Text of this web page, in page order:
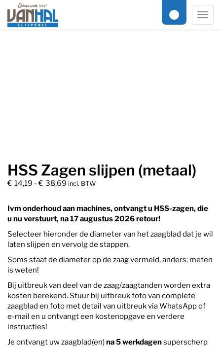
Online slijpservice / HSS Zagen slijpen (metaal)
HSS Zagen slijpen (metaal)
€ 14,19 - € 38,69 Prijsklasse: €14,19 tot €38,69
incl. BTW
Ivm onderhoud aan machines, ontvangt u HSS-zagen, die
u nu verstuurt, na 17 augustus 2026 retour!
Selecteer hieronder de diameter van het zaagblad dat je wil
laten slijpen en vervolg de stappen.
Soms staat de diameter op de zaag vermeld, anders: meten
is weten!
Bij uitbreuk van deel van de zaag/zaagtanden worden extra
kosten berekend. Stuur bij uitbreuk foto van complete
zaagblad en foto met detail van uitbreuk via WhatsApp of
e-mail en u ontvangt een kostenopgave en verdere
instructies!
Je ontvangt uw zaagblad(en)na 5 werkdagensuperscherp